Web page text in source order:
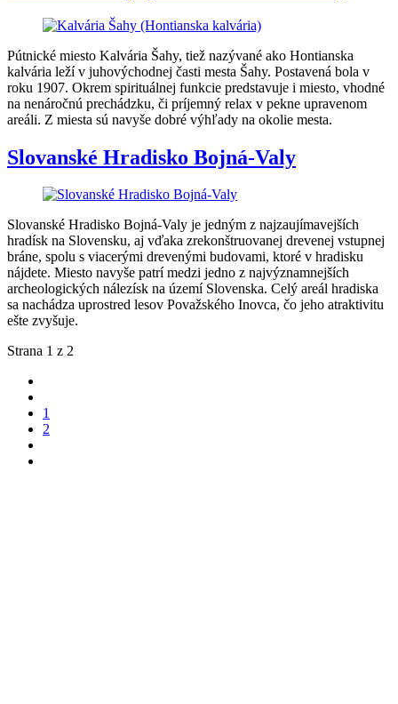
Pútnické miesto Kalvária Šahy, tiež nazývané ako Hontianska
kalvária leží v juhovýchodnej časti mesta Šahy. Postavená bola v
roku 1907. Okrem spirituálnej funkcie predstavuje i miesto, vhodné
na nenáročnú prechádzku, či príjemný relax v pekne upravenom
areáli. Z miesta sú navyše dobré výhľady na okolie mesta.
Slovanské Hradisko Bojná-Valy
Slovanské Hradisko Bojná-Valy je jedným z najzaujímavejších
hradísk na Slovensku, aj vďaka zrekonštruovanej drevenej vstupnej
bráne, spolu s viacerými drevenými budovami, ktoré v hradisku
nájdete. Miesto navyše patrí medzi jedno z najvýznamnejších
archeologických nálezísk na území Slovenska. Celý areál hradiska
sa nachádza uprostred lesov Považského Inovca, čo jeho atraktivitu
ešte zvyšuje.
Strana 1 z 2
1
2